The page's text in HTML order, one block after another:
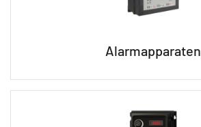
Alarmapparaten